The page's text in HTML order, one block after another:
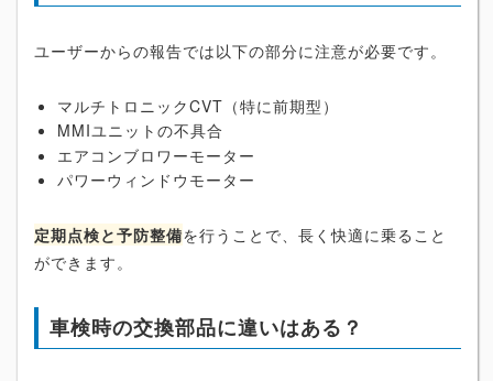
ユーザーからの報告では以下の部分に注意が必要です。
マルチトロニックCVT（特に前期型）
MMIユニットの不具合
エアコンブロワーモーター
パワーウィンドウモーター
定期点検と予防整備を行うことで、長く快適に乗ること
ができます。
車検時の交換部品に違いはある？